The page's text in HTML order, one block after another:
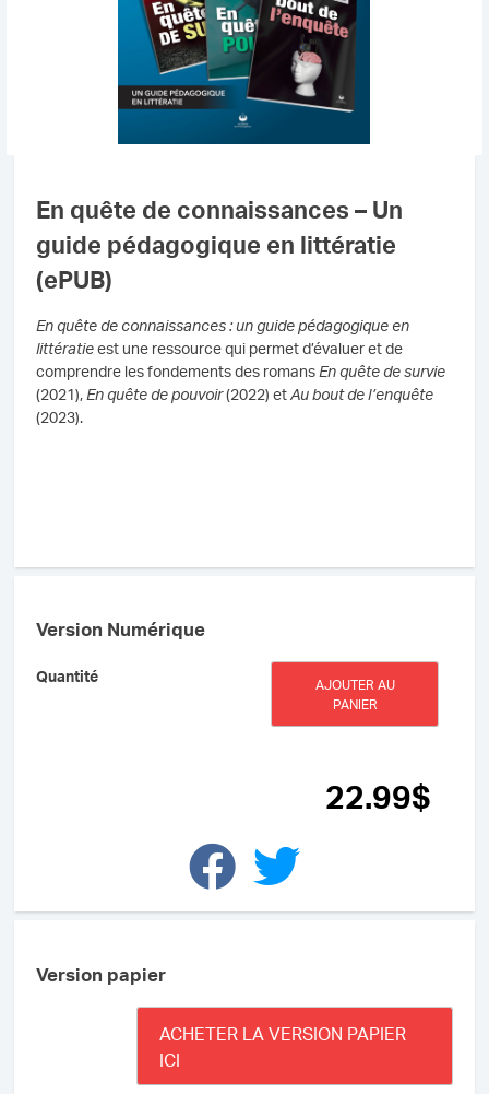
En quête de connaissances – Un
guide pédagogique en littératie
(ePUB)
En quête de connaissances : un guide pédagogique en
littératieest une ressource qui permet d’évaluer et de
comprendre les fondements des romans En quête de survie
(2021), En quête de pouvoir(2022) etAu bout de l’enquête
(2023).
Version Numérique
Quantité
pédagogique
AJOUTER AU
PANIER
22.99$
Version papier
ACHETER LA VERSION PAPIER
ICI